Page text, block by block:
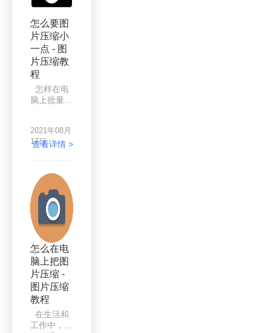
题来了，图
使用的时候
就会受限，
比如说，图
片太大，上
传平台失
败，图片太
大，空间不
够储存等
过压缩图片
来解决了。
那么如何图
有很多的
啦，下面来
给大家讲讲
吧。
怎么要图
片压缩小
一点 - 图
片压缩教
程
怎样在电
脑上批量图
电脑长期使
用都存在大
随着电脑图
片文件数量
的增加，电
脑的运行速
度越来越
慢。所以在
这种情况
下，我们可
以图片压缩
小一点，减
轻内存负
荷。将压缩
后的图片分
享上传到网
站也很方
2021年08月
17日
查看详情 >
怎么在电
脑上把图
片压缩 -
图片压缩
教程
在生活和
工作中，经